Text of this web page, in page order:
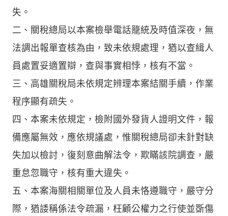
失。
二、關稅總局以本案檢舉電話籠統及時值深夜，無
法調出報單查核為由，致未依規處理，猶以查緝人
員處置妥適置辯，查與事實相悖，核有不當。
三、高雄關稅局未依規定辨理本案結關手續，作業
程序顯有疏失。
四、本案未依規定，檢附國外發貨人證明文件，報
備應屬無效，應依規議處，惟關稅總局卻未針對缺
失加以檢討，復刻意曲解法令，欺瞞該院調查，嚴
重怠忽職守，核有重大違失。
五、本案海關相關單位及人員未恪遵職守，嚴守分
際，猶諉稱係法令疏漏，枉顧公權力之行使並斲傷